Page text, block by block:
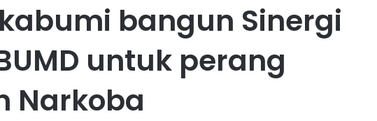
bangun Sinergi
untuk perang
Narkoba